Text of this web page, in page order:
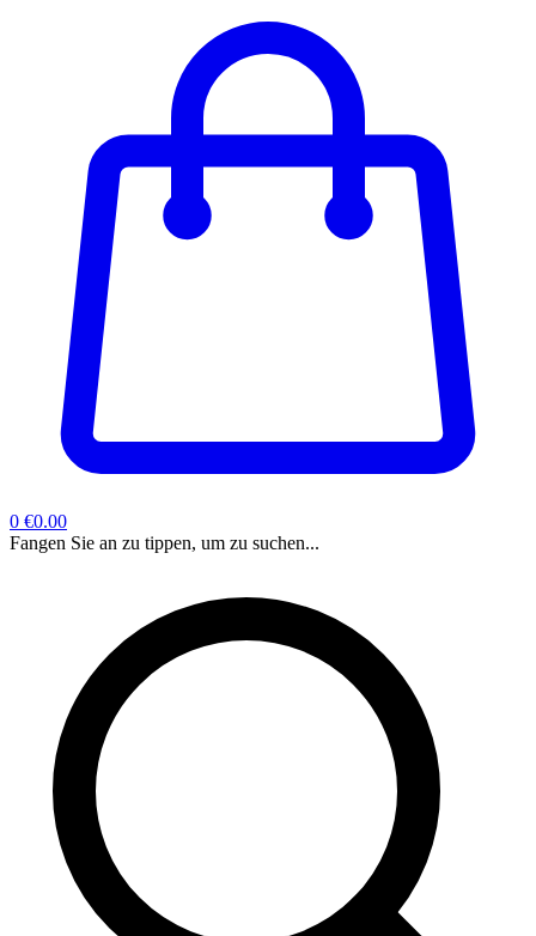
0 €0.00
Fangen Sie an zu tippen, um zu suchen...